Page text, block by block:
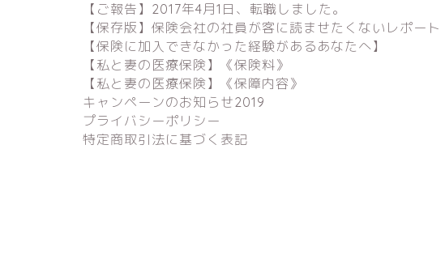
【ご報告】2017年4月1日、転職しました。
【保存版】保険会社の社員が客に読ませたくないレポート
【保険に加入できなかった経験があるあなたへ】
【私と妻の医療保険】《保険料》
【私と妻の医療保険】《保障内容》
キャンペーンのお知らせ2019
プライバシーポリシー
特定商取引法に基づく表記